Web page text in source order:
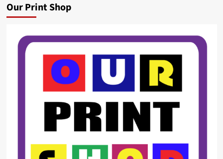
Our Print Shop